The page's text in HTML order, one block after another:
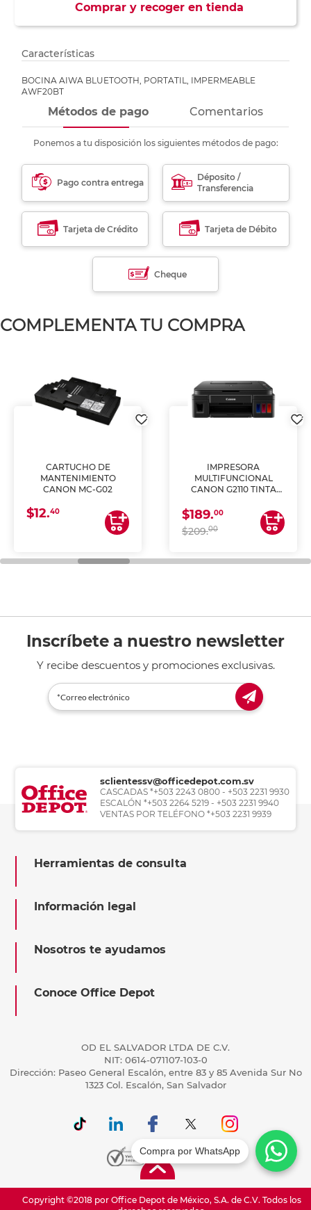
Comprar y recoger en tienda
Características
BOCINA AIWA BLUETOOTH, PORTATIL, IMPERMEABLE
AWF20BT
Métodos de pago Comentarios
Ponemos a tu disposición los siguientes métodos de pago:
Pago contra entrega
Déposito /
Transferencia
Tarjeta de Crédito Tarjeta de Débito
Cheque
COMPLEMENTA TU COMPRA
CARTUCHO DE
MANTENIMIENTO
CANON MC-G02
$12.40
IMPRESORA
MULTIFUNCIONAL
CANON G2110 TINTA
$189.00
$209.00
Inscríbete a nuestro newsletter
Y recibe descuentos y promociones exclusivas.
sclientessv@officedepot.com.sv
CASCADAS *+503 2243 0800 - +503 2231 9930
ESCALÓN *+503 2264 5219 - +503 2231 9940
VENTAS POR TELÉFONO *+503 2231 9939
Herramientas de consulta
Información legal
Nosotros te ayudamos
Conoce Office Depot
OD EL SALVADOR LTDA DE C.V.
NIT: 0614-071107-103-0
Dirección: Paseo General Escalón, entre 83 y 85 Avenida Sur No
1323 Col. Escalón, San Salvador
Copyright ©2018 por Office Depot de México, S.A. de C.V. Todos los
Compra por WhatsApp